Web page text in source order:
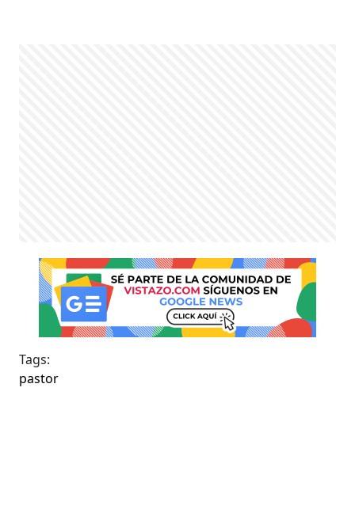
Tags:
pastor